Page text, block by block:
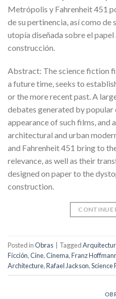
Metrópolis y Fahrenheit 451
de su pertinencia, así como de
utopía diseñada sobre el
construcción.
Abstract: The science fiction
a future time, seeks to
or the more recent past. A
debates generated by
appearance of such films, and
architectural and urban
and Fahrenheit 451 bring to
relevance, as well as their
designed on paper to the
construction.
CONTINUE
Posted inObras Tagged
Ficción,Cine,Cinema,Franz
Architecture,Rafael Jackson,Science